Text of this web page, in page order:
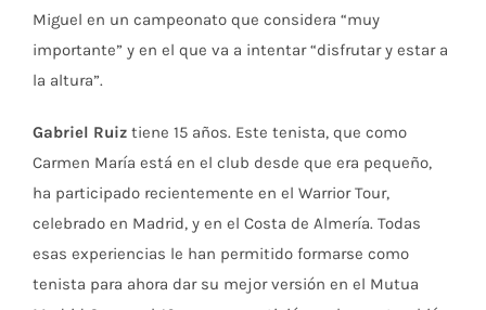
Miguel en un campeonato que considera “muy
importante” y en el que va a intentar “disfrutar y estar a
la altura”.
Gabriel Ruiz tiene 15 años. Este tenista, que como
Carmen María está en el club desde que era pequeño,
ha participado recientemente en el Warrior Tour,
celebrado en Madrid, y en el Costa de Almería. Todas
esas experiencias le han permitido formarse como
tenista para ahora dar su mejor versión en el Mutua